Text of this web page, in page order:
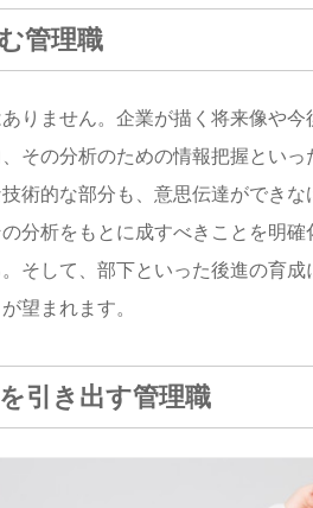
管理職
りません。企業が描く将来像や
その分析のための情報把握とい
術的な部分も、意思伝達ができ
分析をもとに成すべきことを明
そして、部下といった後進の育
望まれます。
引き出す管理職